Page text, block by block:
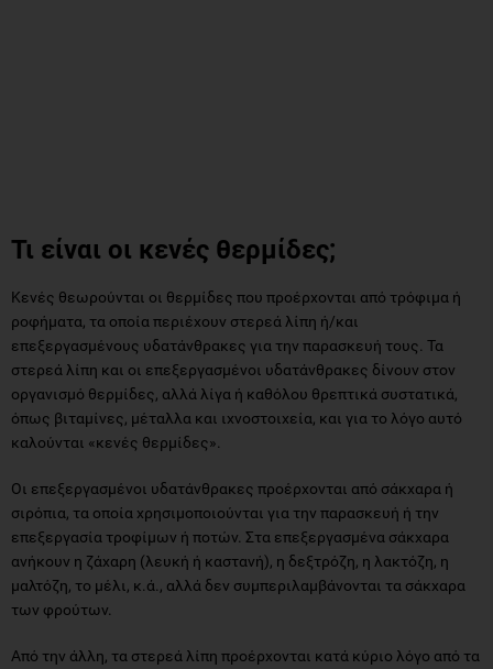
Τι είναι οι κενές θερμίδες;
Κενές θεωρούνται οι θερμίδες που προέρχονται από τρόφιμα ή
ροφήματα, τα οποία περιέχουν στερεά λίπη ή/και
επεξεργασμένους υδατάνθρακες για την παρασκευή τους. Τα
στερεά λίπη και οι επεξεργασμένοι υδατάνθρακες δίνουν στον
οργανισμό θερμίδες, αλλά λίγα ή καθόλου θρεπτικά συστατικά,
όπως βιταμίνες, μέταλλα και ιχνοστοιχεία, και για το λόγο αυτό
καλούνται «κενές θερμίδες».
Οι επεξεργασμένοι υδατάνθρακες προέρχονται από σάκχαρα ή
σιρόπια, τα οποία χρησιμοποιούνται για την παρασκευή ή την
επεξεργασία τροφίμων ή ποτών. Στα επεξεργασμένα σάκχαρα
ανήκουν η ζάχαρη (λευκή ή καστανή), η δεξτρόζη, η λακτόζη, η
μαλτόζη, το μέλι, κ.ά., αλλά δεν συμπεριλαμβάνονται τα σάκχαρα
των φρούτων.
Από την άλλη, τα στερεά λίπη προέρχονται κατά κύριο λόγο από τα